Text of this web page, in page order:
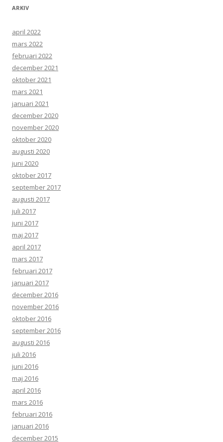
ARKIV
april 2022
mars 2022
februari 2022
december 2021
oktober 2021
mars 2021
januari 2021
december 2020
november 2020
oktober 2020
augusti 2020
juni 2020
oktober 2017
september 2017
augusti 2017
juli 2017
juni 2017
maj 2017
april 2017
mars 2017
februari 2017
januari 2017
december 2016
november 2016
oktober 2016
september 2016
augusti 2016
juli 2016
juni 2016
maj 2016
april 2016
mars 2016
februari 2016
januari 2016
december 2015